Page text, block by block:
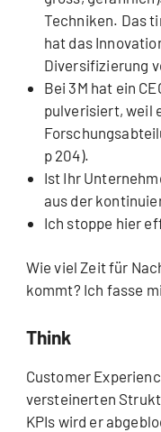
Techniken. Das
hat das
Diversifizierung
Bei 3M hat ein
pulverisiert, weil
p 204).
Ist Ihr
aus der
Ich stoppe hier
Wie viel Zeit für
kommt? Ich fasse
Think
Customer
versteinerten
KPIs wird er